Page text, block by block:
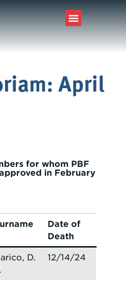
April
for whom PBF
in February
Date of
Death
D.
12/14/24